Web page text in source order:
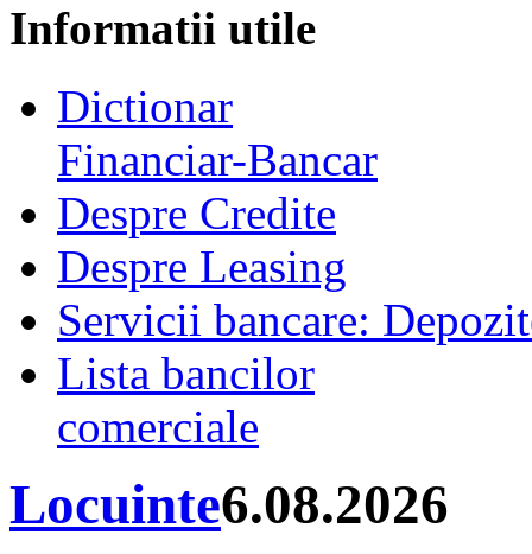
Informatii utile
Dictionar
Financiar-Bancar
Despre Credite
Despre Leasing
Servicii bancare:
Lista bancilor
comerciale
Locuinte6.08.2026